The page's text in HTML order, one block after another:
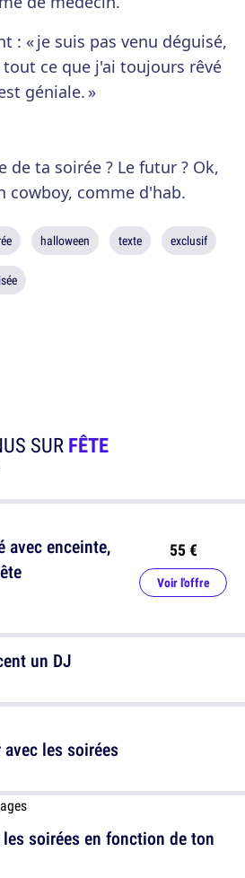
: « je suis pas venu déguisé,
ce que j'ai toujours rêvé
géniale. »
de ta soirée ? Le futur ? Ok,
cowboy, comme d'hab.
halloween texte exclusif
SURFÊTE
avec enceinte,
55 €
Voir l'offre
les soirées
un DJ
soirées en fonction de ton